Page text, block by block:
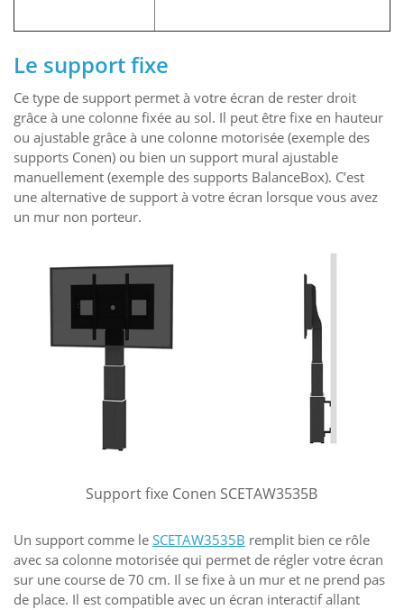
Le support fixe
Ce type de support permet à votre écran de rester droit
grâce à une colonne fixée au sol. Il peut être fixe en hauteur
ou ajustable grâce à une colonne motorisée (exemple des
supports Conen) ou bien un support mural ajustable
manuellement (exemple des supports BalanceBox). C’est
une alternative de support à votre écran lorsque vous avez
un mur non porteur.
Support fixe Conen SCETAW3535B
Un support comme le SCETAW3535B remplit bien ce rôle
avec sa colonne motorisée qui permet de régler votre écran
sur une course de 70 cm. Il se fixe à un mur et ne prend pas
de place. Il est compatible avec un écran interactif allant